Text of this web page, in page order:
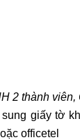
2 thành viên,
giấy tờ
officetel